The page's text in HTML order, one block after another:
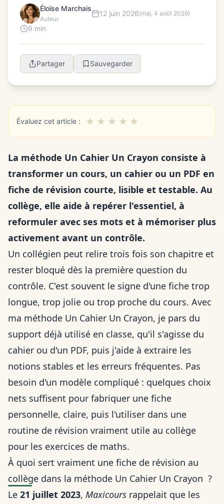
Éloïse Marchais
Auteur
12 juin 2026(maj. 4 août 2026)
9 min
Partager Sauvegarder
Évaluez cet article : ★ ★ ★ ★ ★
La méthode Un Cahier Un Crayon consiste à
transformer un cours, un cahier ou un PDF en
fiche de révision courte, lisible et testable. Au
collège, elle aide à repérer l'essentiel, à
reformuler avec ses mots et à mémoriser plus
activement avant un contrôle.
Un collégien peut relire trois fois son chapitre et
rester bloqué dès la première question du
contrôle. C'est souvent le signe d'une fiche trop
longue, trop jolie ou trop proche du cours. Avec
ma méthode Un Cahier Un Crayon, je pars du
support déjà utilisé en classe, qu'il s'agisse du
cahier ou d'un PDF, puis j'aide à extraire les
notions stables et les erreurs fréquentes. Pas
besoin d'un modèle compliqué : quelques choix
nets suffisent pour fabriquer une fiche
personnelle, claire, puis l'utiliser dans une
routine de révision vraiment utile au collège
pour les exercices de maths.
À quoi sert vraiment une fiche de révision au
collège dans la méthode Un Cahier Un Crayon ?
Le 21 juillet 2023, Maxicours rappelait que les